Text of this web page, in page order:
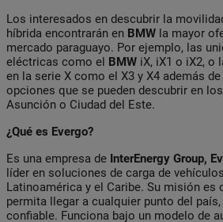
Los interesados en descubrir la
híbrida encontrarán en BMW la mayor
mercado paraguayo. Por ejemplo, las
eléctricas como el BMW iX, iX1 o iX2, o
en la serie X como el X3 y X4 además
opciones que se pueden descubrir en los
Asunción o Ciudad del Este.
¿Qué es Evergo?
Es una empresa de InterEnergy Group,
líder en soluciones de carga de
Latinoamérica y el Caribe. Su misión es
permita llegar a cualquier punto del
confiable. Funciona bajo un modelo de